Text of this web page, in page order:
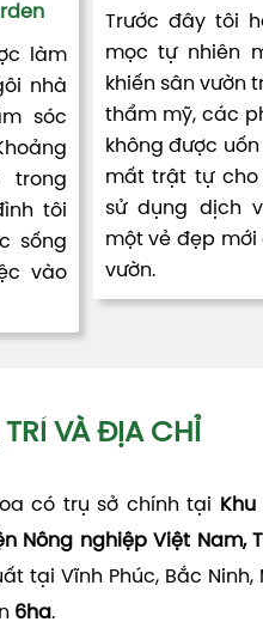
làm
nhà
sóc
trong
tôi
sống
vào
Trước đây tôi
mọc tự nhiên
khiến sân vườn
thẩm mỹ, các
không được
mất trật tự cho
sử dụng dịch
một vẻ đẹp mới
vườn.
TRÍ VÀ ĐỊA CHỈ
có trụ sở chính tại Khu
Nông nghiệp Việt Nam,
tại Vĩnh Phúc, Bắc Ninh,
6ha.